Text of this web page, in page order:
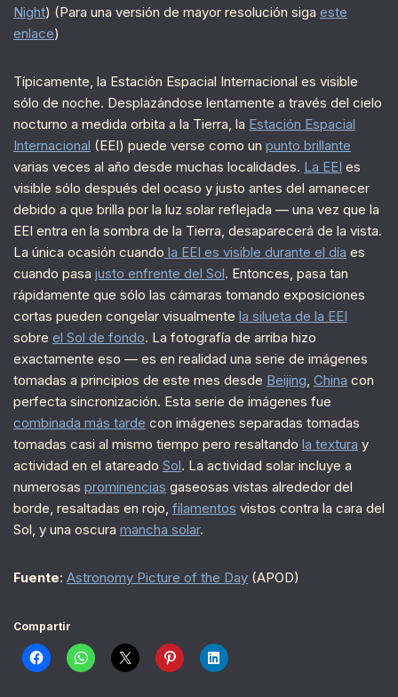
Night) (Para una versión de mayor resolución siga este
enlace)
Típicamente, la Estación Espacial Internacional es visible
sólo de noche. Desplazándose lentamente a través del cielo
nocturno a medida orbita a la Tierra, la Estación Espacial
Internacional (EEI) puede verse como un punto brillante
varias veces al año desde muchas localidades. La EEI es
visible sólo después del ocaso y justo antes del amanecer
debido a que brilla por la luz solar reflejada — una vez que la
EEI entra en la sombra de la Tierra, desaparecerá de la vista.
La única ocasión cuando la EEI es visible durante el día es
cuando pasa justo enfrente del Sol. Entonces, pasa tan
rápidamente que sólo las cámaras tomando exposiciones
cortas pueden congelar visualmente la silueta de la EEI
sobre el Sol de fondo. La fotografía de arriba hizo
exactamente eso — es en realidad una serie de imágenes
tomadas a principios de este mes desde Beijing, China con
perfecta sincronización. Esta serie de imágenes fue
combinada más tarde con imágenes separadas tomadas
tomadas casi al mismo tiempo pero resaltando la textura y
actividad en el atareado Sol. La actividad solar incluye a
numerosas prominencias gaseosas vistas alrededor del
borde, resaltadas en rojo, filamentos vistos contra la cara del
Sol, y una oscura mancha solar.
Fuente: Astronomy Picture of the Day (APOD)
Compartir